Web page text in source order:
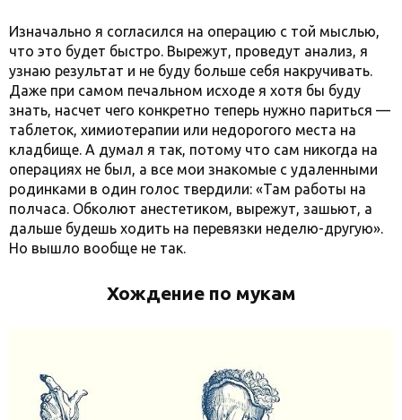
Изначально я согласился на операцию с той мыслью,
что это будет быстро. Вырежут, проведут анализ, я
узнаю результат и не буду больше себя накручивать.
Даже при самом печальном исходе я хотя бы буду
знать, насчет чего конкретно теперь нужно париться —
таблеток, химиотерапии или недорогого места на
кладбище. А думал я так, потому что сам никогда на
операциях не был, а все мои знакомые с удаленными
родинками в один голос твердили: «Там работы на
полчаса. Обколют анестетиком, вырежут, зашьют, а
дальше будешь ходить на перевязки неделю-другую».
Но вышло вообще не так.
Хождение по мукам